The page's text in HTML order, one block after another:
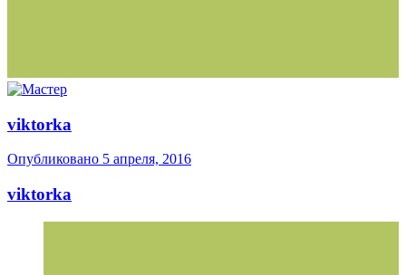
viktorka
Опубликовано 5 апреля, 2016
viktorka